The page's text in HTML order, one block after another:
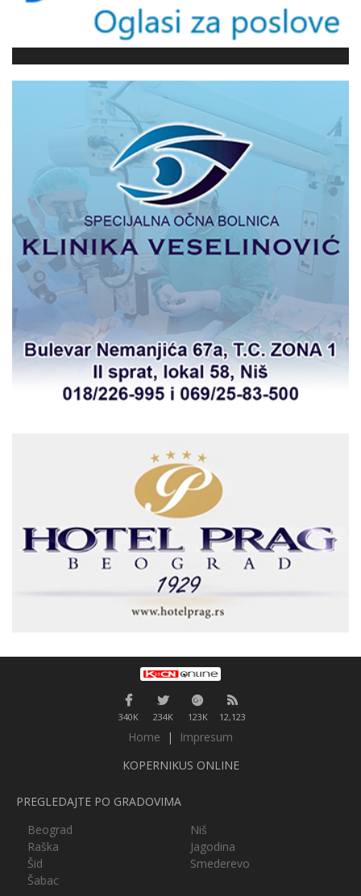
340K 234K 123K 12,123
Home |
Impresum
KOPERNIKUS ONLINE
PREGLEDAJTE PO GRADOVIMA
Beograd
Niš
Raška
Jagodina
Šid
Smederevo
Šabac